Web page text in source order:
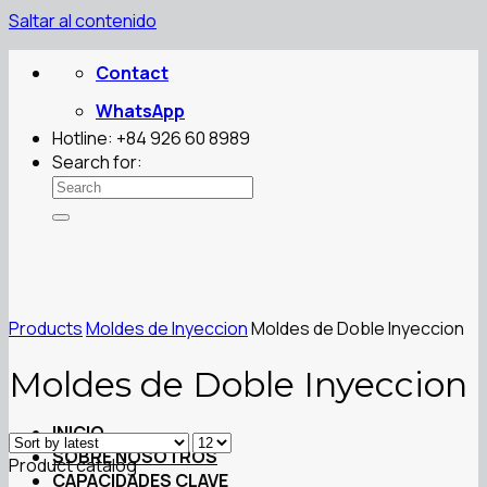
Saltar al contenido
Contact
WhatsApp
Hotline: +84 926 60 8989
Search for:
INICIO
SOBRE NOSOTROS
CAPACIDADES CLAVE
ProductsMoldes de InyeccionMoldes de Doble Inyeccion
Moldes de Doble Inyeccion
Product catalog